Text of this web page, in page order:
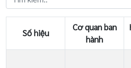
Số hiệu
Cơ quan ban
hành